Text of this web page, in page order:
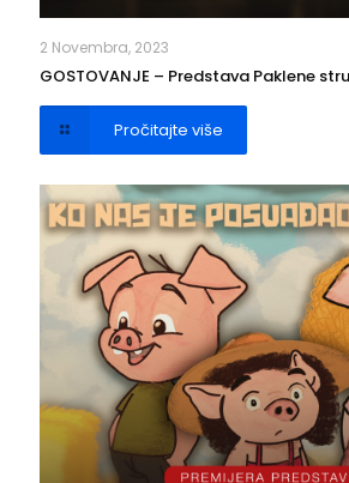
2 Novembra, 2023
GOSTOVANJE – Predstava Paklene
Pročitajte više